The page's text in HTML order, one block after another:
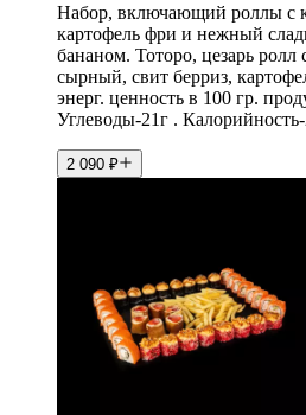
Набор, включающий роллы с
картофель фри и нежный
бананом. Тоторо, цезарь ролл
сырный, свит берриз,
энерг. ценность в 100 гр.
Углеводы-21г .
2 090 ₽